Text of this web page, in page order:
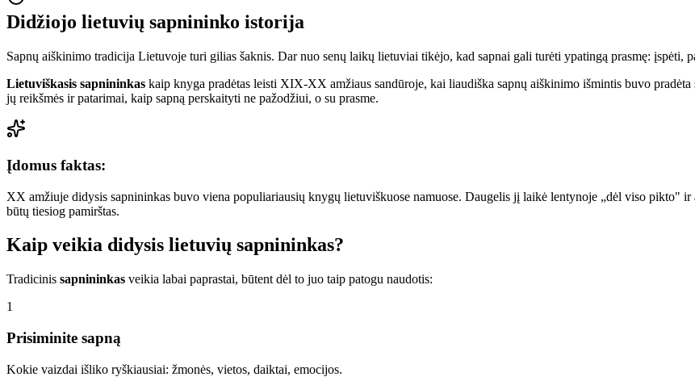
Didžiojo lietuvių sapnininko istorija
Sapnų aiškinimo tradicija Lietuvoje turi gilias šaknis. Dar nuo senų laikų lietuviai tikėjo, kad sapnai gali turėti ypatingą prasmę: įspėti,
Lietuviškasis sapnininkas kaip knyga pradėtas leisti XIX-XX amžiaus sandūroje, kai liaudiška sapnų aiškinimo išmintis buvo
jų reikšmės ir patarimai, kaip sapną perskaityti ne pažodžiui, o su prasme.
Įdomus faktas:
XX amžiuje didysis sapnininkas buvo viena populiariausių knygų lietuviškuose namuose. Daugelis jį laikė lentynoje „dėl viso pikto" ir
būtų tiesiog pamirštas.
Kaip veikia didysis lietuvių sapnininkas?
Tradicinis sapnininkas veikia labai paprastai, būtent dėl to juo taip patogu naudotis:
1
Prisiminite sapną
Kokie vaizdai išliko ryškiausiai: žmonės, vietos, daiktai, emocijos.